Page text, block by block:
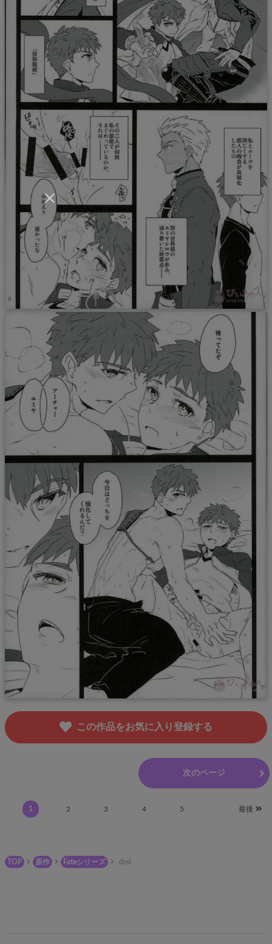
この作品をお気に入り登録する
次のページ
1 2 3 4 5 最後
TOP 原作 Fateシリーズ drei